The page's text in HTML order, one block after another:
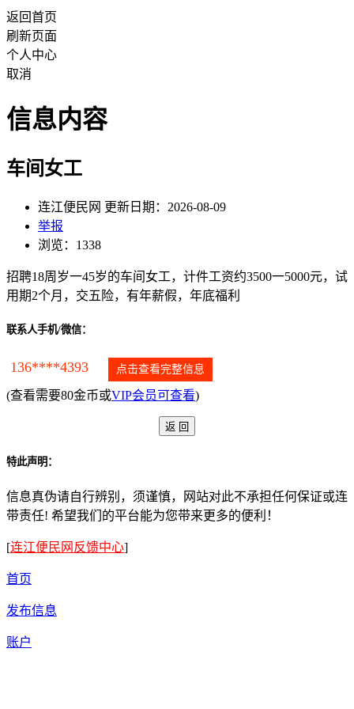
返回首页
刷新页面
个人中心
取消
信息内容
车间女工
连江便民网 更新日期：2026-08-09
举报
浏览：1338
招聘18周岁一45岁的车间女工，计件工资约3500一5000元，试
用期2个月，交五险，有年薪假，年底福利
联系人手机/微信：
136****4393 点击查看完整信息
(查看需要80金币或VIP会员可查看)
特此声明：
信息真伪请自行辨别，须谨慎，网站对此不承担任何保证或连
带责任! 希望我们的平台能为您带来更多的便利！
[连江便民网反馈中心]
首页
发布信息
账户